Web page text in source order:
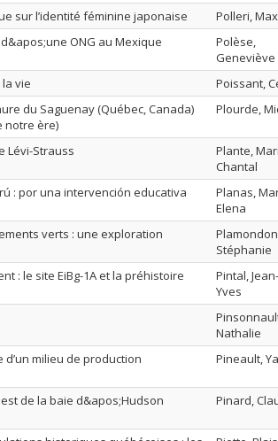
sur l’identité féminine japonaise Polleri,
ONG au Mexique
Polèse,
Geneviève
vie Poissant,
du Saguenay (Québec, Canada)
notre ère)
Plourde,
Lévi-Strauss
Plante,
Chantal
: por una intervención educativa
Planas,
Elena
verts : une exploration
Stéphanie
: le site EiBg-1A et la préhistoire
Pintal, Jean-
Yves
Nathalie
milieu de production
Pineault,
de la baie d&apos;Hudson Pinard,